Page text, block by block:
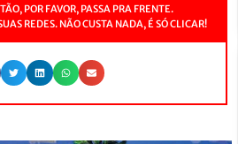
POR FAVOR, PASSA PRA FRENTE.
REDES. NÃO CUSTA NADA, É SÓ CLICAR!